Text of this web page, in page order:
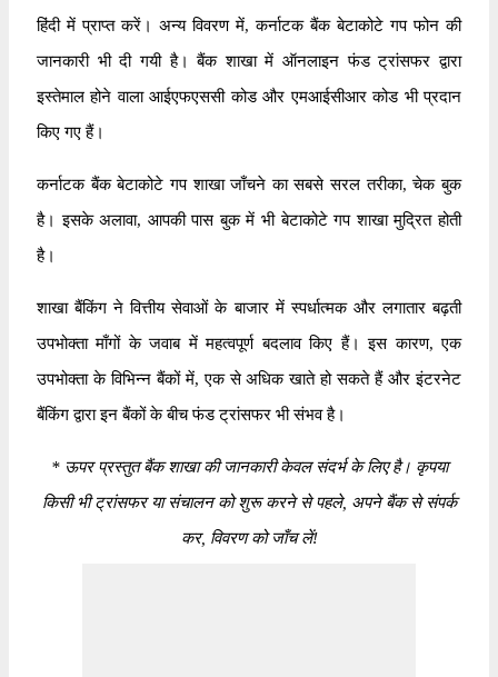
हिंदी में प्राप्त करें। अन्य विवरण में, कर्नाटक बैंक बेटाकोटे गप फोन की
जानकारी भी दी गयी है। बैंक शाखा में ऑनलाइन फंड ट्रांसफर द्वारा
इस्तेमाल होने वाला आईएफएससी कोड और एमआईसीआर कोड भी प्रदान
किए गए हैं।
कर्नाटक बैंक बेटाकोटे गप शाखा जाँचने का सबसे सरल तरीका, चेक बुक
है। इसके अलावा, आपकी पास बुक में भी बेटाकोटे गप शाखा मुद्रित होती
है।
शाखा बैंकिंग ने वित्तीय सेवाओं के बाजार में स्पर्धात्मक और लगातार बढ़ती
उपभोक्ता माँगों के जवाब में महत्वपूर्ण बदलाव किए हैं। इस कारण, एक
उपभोक्ता के विभिन्न बैंकों में, एक से अधिक खाते हो सकते हैं और इंटरनेट
बैंकिंग द्वारा इन बैंकों के बीच फंड ट्रांसफर भी संभव है।
*ऊपर प्रस्तुत बैंक शाखा की जानकारी केवल संदर्भ के लिए है। कृपया
किसी भी ट्रांसफर या संचालन को शुरू करने से पहले, अपने बैंक से संपर्क
कर, विवरण को जाँच लें!